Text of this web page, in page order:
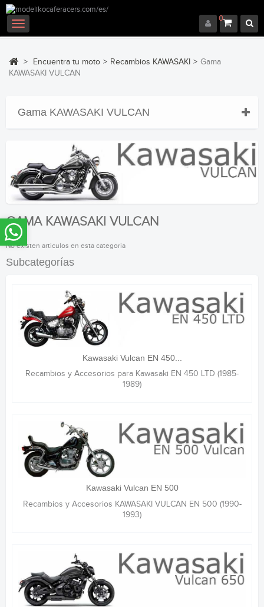
0
Navegación
Toggle
> Encuentra tu moto > Recambios KAWASAKI > Gama
KAWASAKI VULCAN
Gama KAWASAKI VULCAN
GAMA KAWASAKI VULCAN
No existen articulos en esta categoria
Subcategorías
Kawasaki Vulcan EN 450...
Recambios y Accesorios para Kawasaki EN 450 LTD (1985-
1989)
Kawasaki Vulcan EN 500
Recambios y Accesorios KAWASAKI VULCAN EN 500 (1990-
1993)